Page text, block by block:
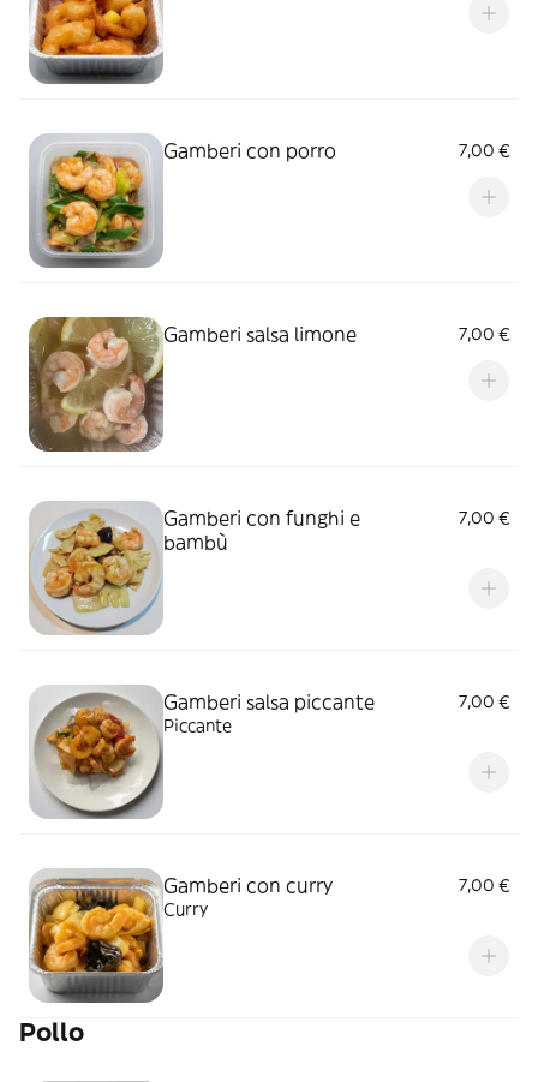
Gamberi con porro 7,00 €
Gamberi salsa limone 7,00 €
Gamberi con funghi e
bambù
7,00 €
Gamberi salsa piccante
7,00 €
Piccante
Gamberi con curry
7,00 €
Curry
Pollo